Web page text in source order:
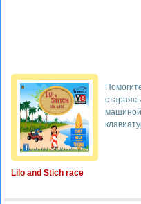
Lilo and Stich race
машиной